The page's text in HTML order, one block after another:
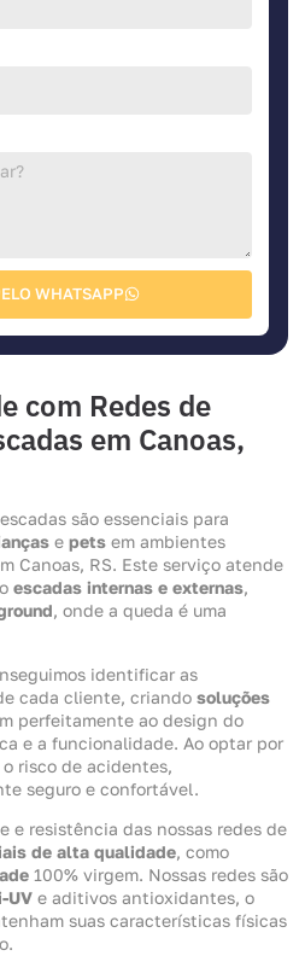
WHATSAPP
com Redes de
em Canoas,
são essenciais para
e pets em ambientes
Canoas, RS. Este serviço atende
escadas internas e externas,
, onde a queda é uma
identificar as
cada cliente, criando soluções
perfeitamente ao design do
e a funcionalidade. Ao optar por
risco de acidentes,
seguro e confortável.
e resistência das nossas redes de
de alta qualidade, como
100% virgem. Nossas redes são
UV e aditivos antioxidantes, o
suas características físicas